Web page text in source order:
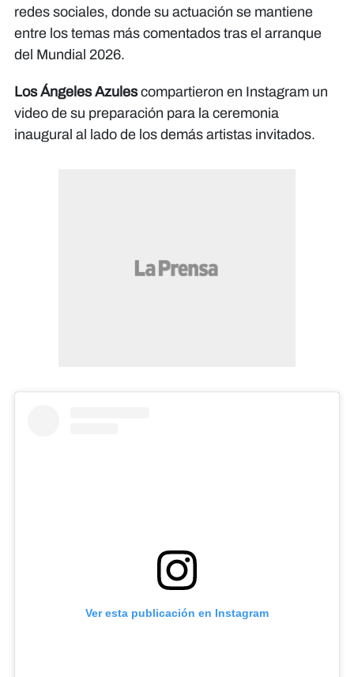
redes sociales, donde su actuación se mantiene
entre los temas más comentados tras el arranque
del Mundial 2026.
Los Ángeles Azulescompartieron en Instagram un
video de su preparación para la ceremonia
inaugural al lado de los demás artistas invitados.
Ver esta publicación en Instagram